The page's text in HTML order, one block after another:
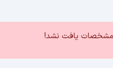
مشخصات یافت نشد!